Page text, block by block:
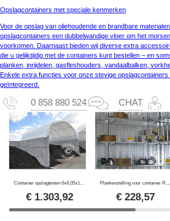
Opslagcontainers met speciale kenmerken
Voor de opslag van oliehoudende en brandbare
opslagcontainers een dubbelwandige vloer om het
voorkomen. Daarnaast bieden wij diverse extra
die u gelijktijdig met de containers kunt bestellen – en
planken, inrijdelen, gasfleshouders, vandaalbalken,
Enkele extra functies voor onze stevige
geïntegreerd.
0 858 880 524 CHAT
Container opslagtenten 6x6,05x1,8m
€ 1.303,92
Plankenstelling voor container Rigel, 1x0,42m, zilver, 3 st.
€ 228,57